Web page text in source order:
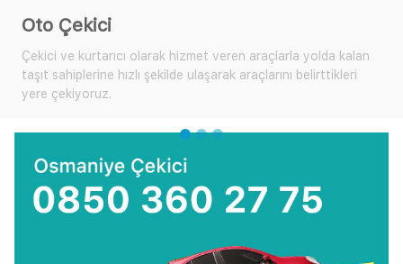
araçlarla yolda kalan
araçlarını belirttikleri
Yol yardım araçlarımıza ulaşarak size
yardım isteyebilir, çok sık karşılaşılan